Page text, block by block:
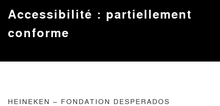
Accessibilité : partiellement
conforme
HEINEKEN – FONDATION DESPERADOS